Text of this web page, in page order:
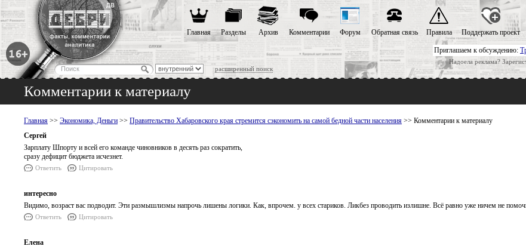
Приглашаем к обсуждению:
Надоела реклама?
расширенный поиск
Главная Разделы Архив Комментарии Форум Обратная связь Правила Поддержать проект
Комментарии к материалу
Главная >> Экономика, Деньги >> Правительство Хабаровского края стремится сэкономить на самой бедной части населения >> Комментарии к материалу
Сергей
Зарплату Шпорту и всей его команде чиновников в десять раз сократить,
сразу дефицит бюджета исчезнет.
Ответить Цитировать
интересно
Видимо, возраст вас подводит. Эти размышлизмы напрочь лишены логики. Как, впрочем. у всех стариков. Ликбез проводить излишне. Всё равно уже ничем не
Ответить Цитировать
Елена